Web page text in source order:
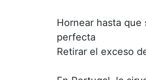
Hornear hasta
perfecta
Retirar el exceso